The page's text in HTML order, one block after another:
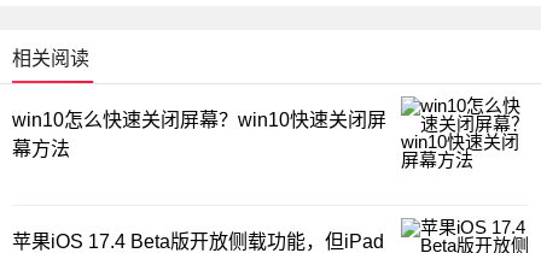
相关阅读
win10怎么快速关闭屏幕？win10快速关闭屏
幕方法
苹果iOS 17.4 Beta版开放侧载功能，但iPad